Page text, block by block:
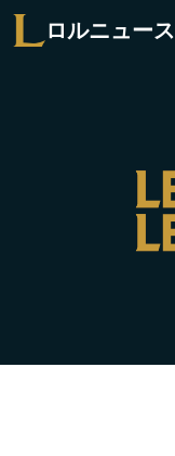
ロルニュース